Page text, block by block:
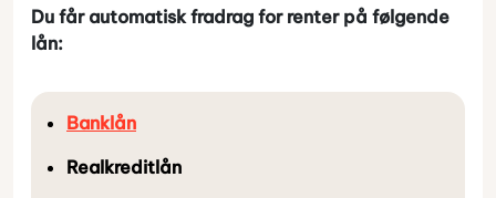
Du får automatisk fradrag for renter på følgende
lån:
Banklån
Realkreditlån